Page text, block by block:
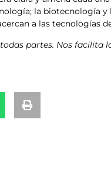
la biotecnología
a las tecnologías
partes. Nos facilita